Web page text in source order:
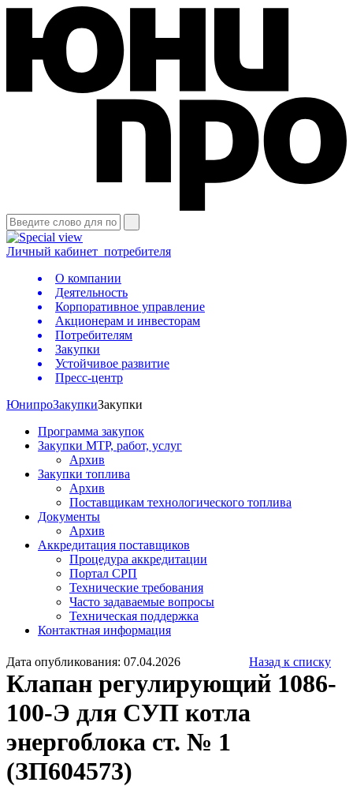
Личный кабинет потребителя
О компании
Деятельность
Корпоративное управление
Акционерам и инвесторам
Потребителям
Закупки
Устойчивое развитие
Пресс-центр
ЮнипроЗакупкиЗакупки
Программа закупок
Закупки МТР, работ, услуг
Архив
Закупки топлива
Архив
Поставщикам технологического топлива
Документы
Архив
Аккредитация поставщиков
Процедура аккредитации
Портал СРП
Технические требования
Часто задаваемые вопросы
Техническая поддержка
Контактная информация
Дата опубликования: 07.04.2026 Назад к списку
Клапан регулирующий 1086-
100-Э для СУП котла
энергоблока ст. № 1
(ЗП604573)